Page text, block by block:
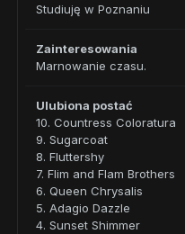
Studiuję w Poznaniu
Zainteresowania
Marnowanie czasu.
Ulubiona postać
10. Countress Coloratura
9. Sugarcoat
8. Fluttershy
7. Flim and Flam Brothers
6. Queen Chrysalis
5. Adagio Dazzle
4. Sunset Shimmer